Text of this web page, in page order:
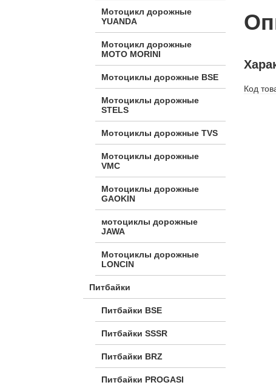
Мотоцикл дорожные
YUANDA
Мотоцикл дорожные
МОТО MORINI
Мотоциклы дорожные BSE
Мотоциклы дорожные
STELS
Мотоциклы дорожные TVS
Мотоциклы дорожные
VMC
Мотоциклы дорожные
GAOKIN
мотоциклы дорожные
JAWA
Мотоциклы дорожные
LONCIN
Питбайки
Питбайки BSE
Питбайки SSSR
Питбайки BRZ
Питбайки PROGASI
Код